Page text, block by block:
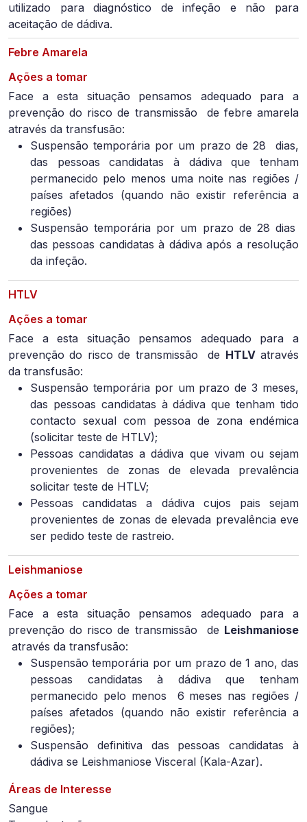
utilizado para diagnóstico de infeção e não para
aceitação de dádiva.
Febre Amarela
Ações a tomar
Face a esta situação pensamos adequado para a
prevenção do risco de transmissão de febre amarela
através da transfusão:
Suspensão temporária por um prazo de 28
dias,
das pessoas candidatas à dádiva que tenham
permanecido pelo menos uma noite nas regiões /
países afetados (quando não existir referência a
regiões)
Suspensão temporária por um prazo de 28 dias
das pessoas candidatas à dádiva após a resolução
da infeção.
HTLV
Ações a tomar
Face a esta situação pensamos adequado para a
prevenção do risco de transmissão de HTLVatravés
da transfusão:
Suspensão temporária por um prazo de 3 meses,
das pessoas candidatas à dádiva que tenham tido
contacto sexual com pessoa de zona endémica
(solicitar teste de HTLV);
Pessoas candidatas a dádiva que vivam ou sejam
provenientes de zonas de elevada prevalência
solicitar teste de HTLV;
Pessoas candidatas a dádiva cujos pais sejam
provenientes de zonas de elevada prevalência eve
ser pedido teste de rastreio.
Leishmaniose
Ações a tomar
Face a esta situação pensamos adequado para a
prevenção do risco de transmissão de Leishmaniose
através da transfusão:
Suspensão temporária por um prazo de 1 ano, das
pessoas candidatas à dádiva que tenham
permanecido pelo menos
6 meses nas regiões /
países afetados (quando não existir referência a
regiões);
Suspensão definitiva das pessoas candidatas à
dádiva se Leishmaniose Visceral (Kala-Azar).
Áreas de Interesse
Sangue